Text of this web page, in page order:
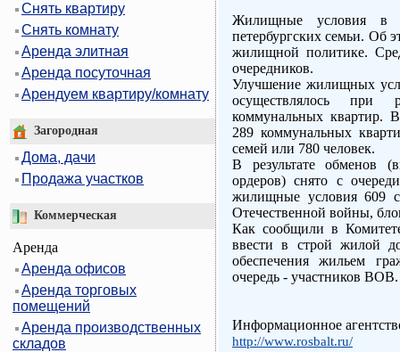
Снять квартиру
Снять комнату
Аренда элитная
Аренда посуточная
Арендуем квартиру/комнату
Загородная
Дома, дачи
Продажа участков
Коммерческая
Аренда
Аренда офисов
Аренда торговых
помещений
Аренда производственных
складов
Жилищные условия в
петербургских семьи. Об
жилищной политике.
очередников.
Улучшение жилищных
осуществлялось при
коммунальных квартир.
289 коммунальных
семей или 780 человек.
В результате обменов
ордеров) снято с
жилищные условия 609
Отечественной войны,
Как сообщили в
ввести в строй жилой
обеспечения жильем
очередь - участников ВОВ.
Информационное
http://www.rosbalt.ru/